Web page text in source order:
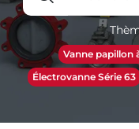
Vanne papillon
Électrovanne Série 63